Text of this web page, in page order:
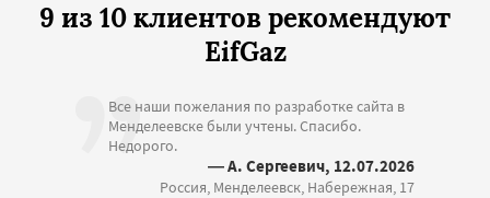
9 из 10 клиентов рекомендуют
EifGaz
Все наши пожелания по разработке сайта в
Менделеевске были учтены. Спасибо.
Недорого.
— А. Сергеевич, 12.07.2026
Россия, Менделеевск, Набережная, 17